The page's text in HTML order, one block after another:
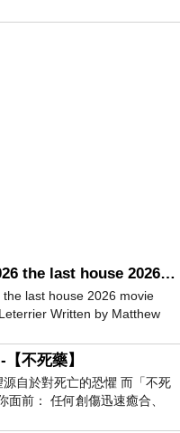
黨庫，鬧出最大的醜
電影最後孤屋2026 the last house 2026 movie
the last house 2026 movie
Written by Matthew
Lee Wa
不死藥】
自於對死亡的恐懼 而「不死
面前： 任何創傷迅速癒合、
…堪